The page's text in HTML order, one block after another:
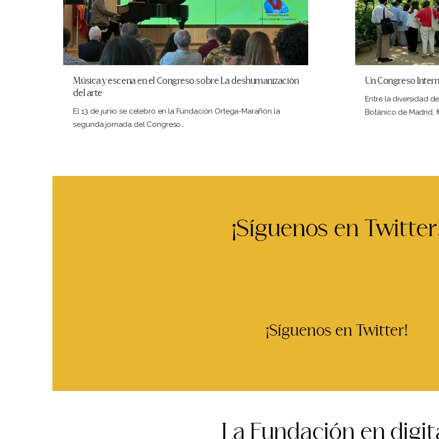
Música y escena en el Congreso sobre La deshumanización
del arte
El 13 de junio se celebró en la Fundación Ortega-Marañón la
segunda jornada del Congreso…
Un Congreso
Entre la diversidad
Botánico de Madrid,
¡Síguenos en
¡Síguenos en Twitter!
La Fundación en